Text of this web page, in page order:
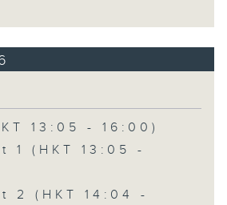
13:05 - 16:00)
1 (HKT 13:05 -
2 (HKT 14:04 -